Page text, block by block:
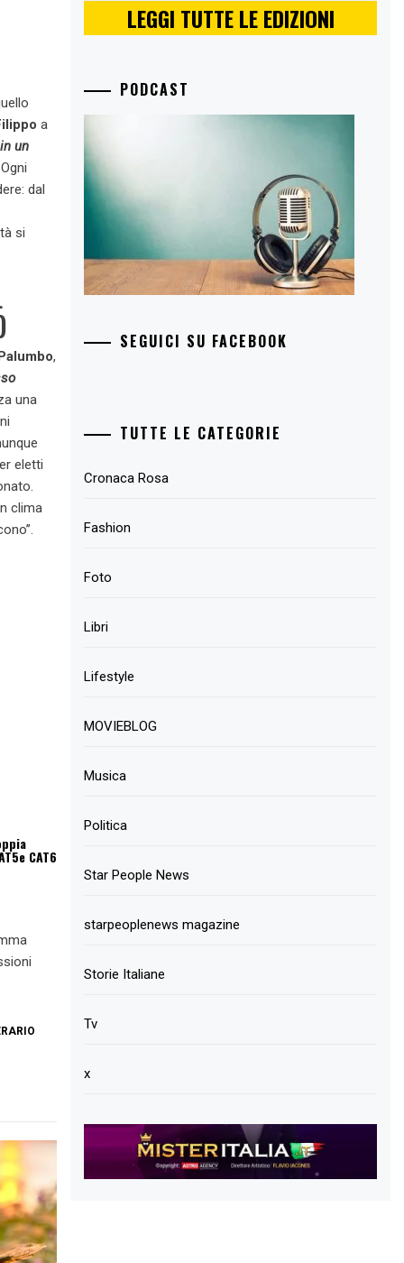
a
un
dal
si
,
una
eletti
clima
CAT6
LEGGI TUTTE LE EDIZIONI
PODCAST
SEGUICI SU FACEBOOK
TUTTE LE CATEGORIE
Cronaca Rosa
Fashion
Foto
Libri
Lifestyle
MOVIEBLOG
Musica
Politica
Star People News
starpeoplenews magazine
Storie Italiane
Tv
x